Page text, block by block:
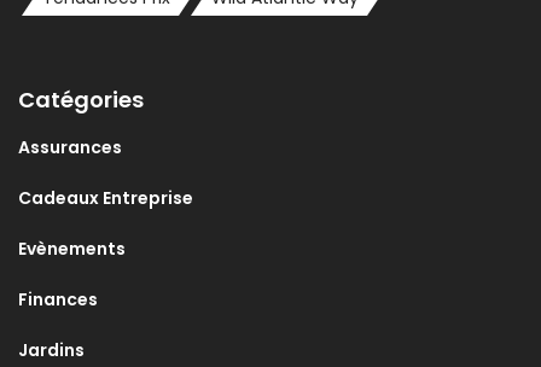
Catégories
Assurances
Cadeaux Entreprise
Evènements
Finances
Jardins